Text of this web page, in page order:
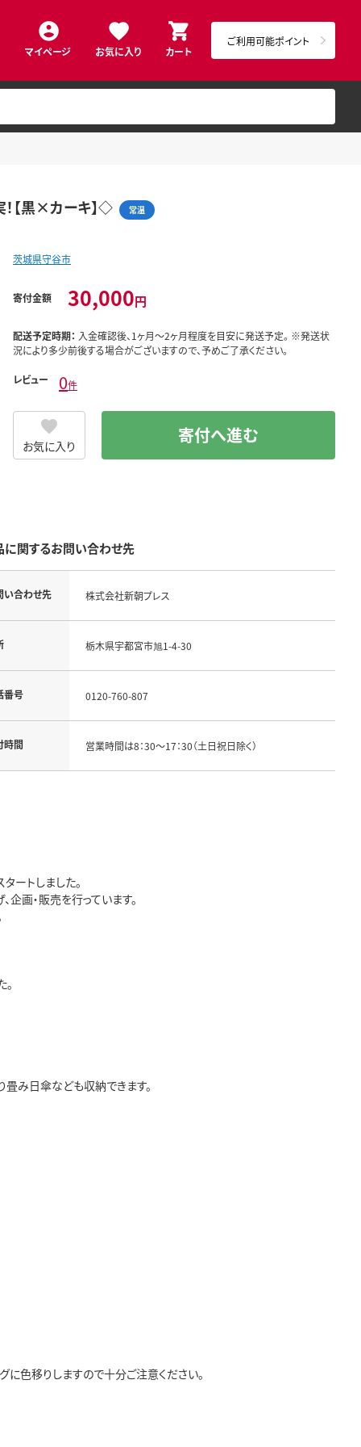
マイページ お気に入り カート
ご利用可能ポイント
！【黒×カーキ】◇ 常温
茨城県守谷市
寄付金額 30,000円
配送予定時期： 入金確認後、1ヶ月～2ヶ月程度を目安に発送予定。 ※発送状
況により多少前後する場合がございますので、予めご了承ください。
レビュー 0件
お気に入り 寄付へ進む
に関するお問い合わせ先
い合わせ先 株式会社新朝プレス
栃木県宇都宮市旭1-4-30
番号 0120-760-807
時間 営業時間は8：30～17：30（土日祝日除く）
ートしました。
企画・販売を行っています。
み日傘なども収納できます。
に色移りしますので十分ご注意ください。